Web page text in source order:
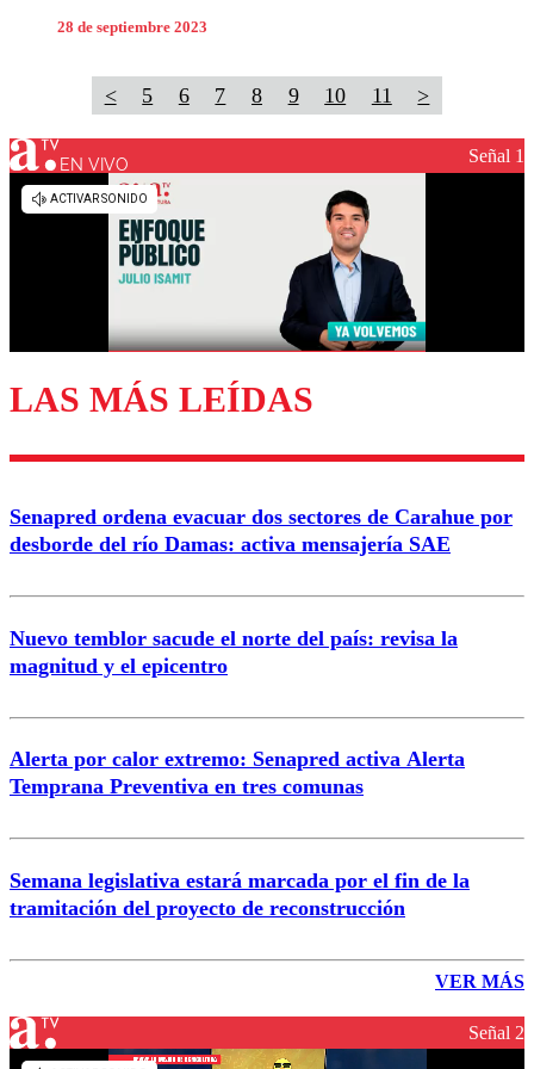
28 de septiembre 2023
< 5 6 7 8 9 10 11 >
EN VIVO Señal 1
LAS MÁS LEÍDAS
Senapred ordena evacuar dos sectores de Carahue por
desborde del río Damas: activa mensajería SAE
Nuevo temblor sacude el norte del país: revisa la
magnitud y el epicentro
Alerta por calor extremo: Senapred activa Alerta
Temprana Preventiva en tres comunas
Semana legislativa estará marcada por el fin de la
tramitación del proyecto de reconstrucción
VER MÁS
Señal 2